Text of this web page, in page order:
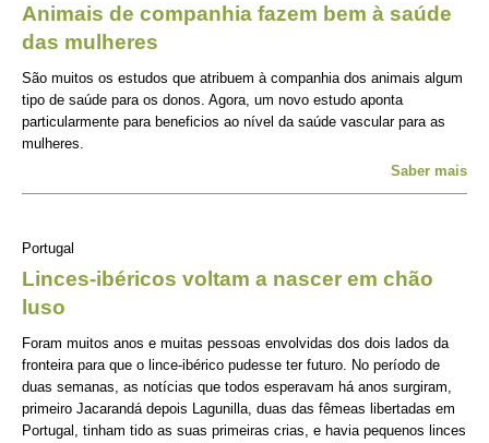
Animais de companhia fazem bem à saúde
das mulheres
São muitos os estudos que atribuem à companhia dos animais algum
tipo de saúde para os donos. Agora, um novo estudo aponta
particularmente para beneficios ao nível da saúde vascular para as
mulheres.
Saber mais
Portugal
Linces-ibéricos voltam a nascer em chão
luso
Foram muitos anos e muitas pessoas envolvidas dos dois lados da
fronteira para que o lince-ibérico pudesse ter futuro. No período de
duas semanas, as notícias que todos esperavam há anos surgiram,
primeiro Jacarandá depois Lagunilla, duas das fêmeas libertadas em
Portugal, tinham tido as suas primeiras crias, e havia pequenos linces